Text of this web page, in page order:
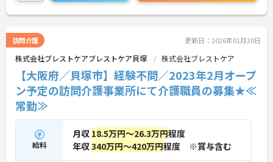
訪問介護 更新日：2026年01月30日
株式会社ブレストケアブレストケア貝塚 株式会社ブレストケア
【大阪府／貝塚市】経験不問／2023年2月オープ
ン予定の訪問介護事業所にて介護職員の募集★≪
常勤≫
給料
月収 18.5万円～26.3万円程度
年収340万円～420万円程度 ※賞与含む